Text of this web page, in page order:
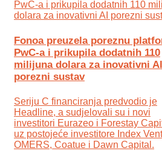
Fonoa preuzela poreznu
PwC-a i prikupila dodatnih 110
milijuna dolara za inovativni AI
porezni sustav
Seriju C financiranja predvodio je
Headline, a sudjelovali su i novi
investitori Eurazeo i Forestay
uz postojeće investitore Index
OMERS, Coatue i Dawn Capital.